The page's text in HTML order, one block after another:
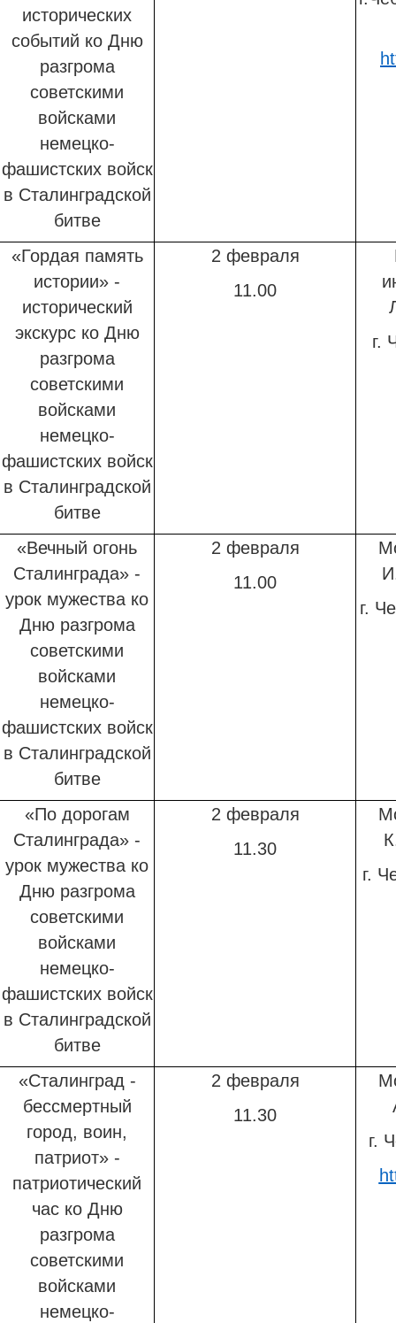
исторических
событий ко Дню
разгрома
советскими
войсками
немецко-
фашистских войск
в Сталинградской
битве
«Гордая память
истории» -
исторический
экскурс ко Дню
разгрома
советскими
войсками
немецко-
фашистских войск
в Сталинградской
битве
2 февраля
11.00
г.
«Вечный огонь
Сталинграда» -
урок мужества ко
Дню разгрома
советскими
войсками
немецко-
фашистских войск
в Сталинградской
битве
2 февраля
11.00
г.
«По дорогам
Сталинграда» -
урок мужества ко
Дню разгрома
советскими
войсками
немецко-
фашистских войск
в Сталинградской
битве
2 февраля
11.30
г.
«Сталинград -
бессмертный
город, воин,
патриот» -
патриотический
час ко Дню
разгрома
советскими
войсками
немецко-
2 февраля
11.30
г.